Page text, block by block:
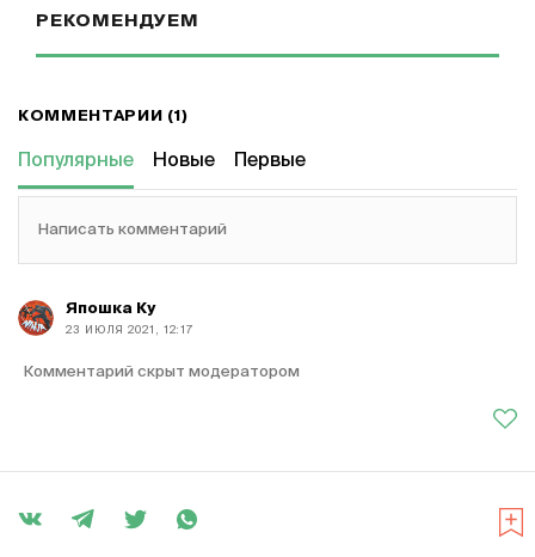
РЕКОМЕНДУЕМ
КОММЕНТАРИИ (1)
Популярные Новые Первые
Написать комментарий
Япошка Ку
23 ИЮЛЯ 2021, 12:17
Комментарий скрыт модератором